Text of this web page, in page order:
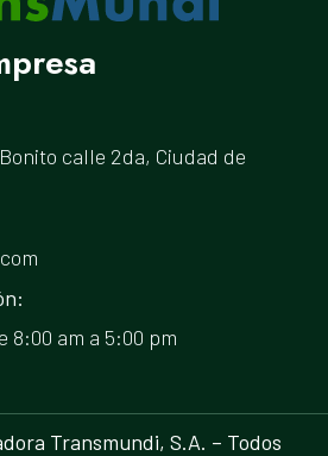
calle 2da, Ciudad de
8:00 am a 5:00 pm
Transmundi, S.A. – Todos